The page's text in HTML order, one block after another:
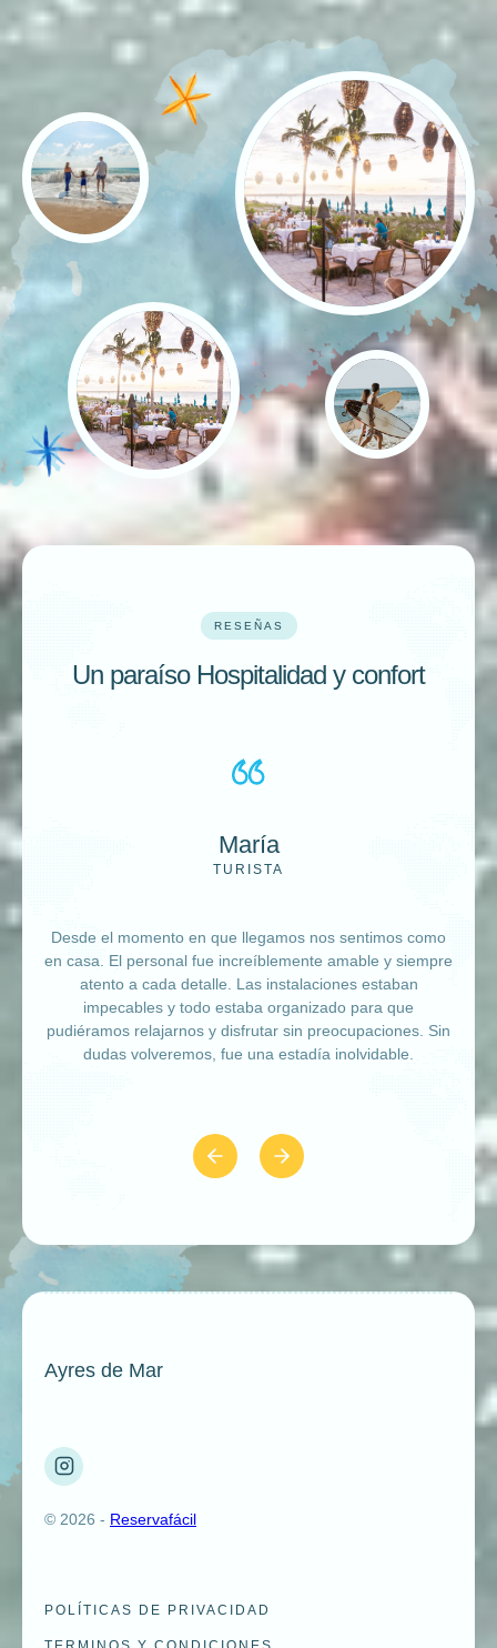
RESEÑAS
Un paraíso Hospitalidad y confort
María
TURISTA
Desde el momento en que llegamos nos sentimos como
en casa. El personal fue increíblemente amable y siempre
atento a cada detalle. Las instalaciones estaban
impecables y todo estaba organizado para que
pudiéramos relajarnos y disfrutar sin preocupaciones. Sin
dudas volveremos, fue una estadía inolvidable.
Ayres de Mar
© 2026 - Reservafácil
POLÍTICAS DE PRIVACIDAD